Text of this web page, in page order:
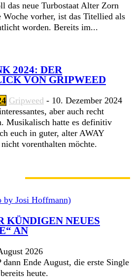
das neue Turbostaat Alter Zorn
Woche vorher, ist das Titellied als
worden. Bereits im...
2024: DER
VON GRIPWEED
Gripweed - 10. Dezember 2024
aber auch recht
Musikalisch hatte es definitiv
euch in guter, alter AWAY
vorenthalten möchte.
KÜNDIGEN NEUES
AN
2026
Ende August, die erste Single
heute.